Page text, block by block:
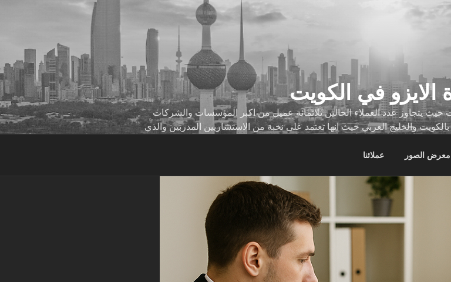
في الكويت
يتجاوز عدد العملاء الحالين ثلاثمائة عميل من اكبر المؤسسات والشركات
والخليج العربي حيث انها تعتمد على نخبة من الاستشاريين المدربين والذي
معرض الصور عملائنا